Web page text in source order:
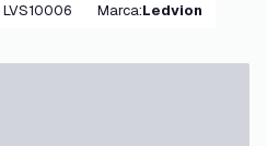
LVS10006 Marca: Ledvion